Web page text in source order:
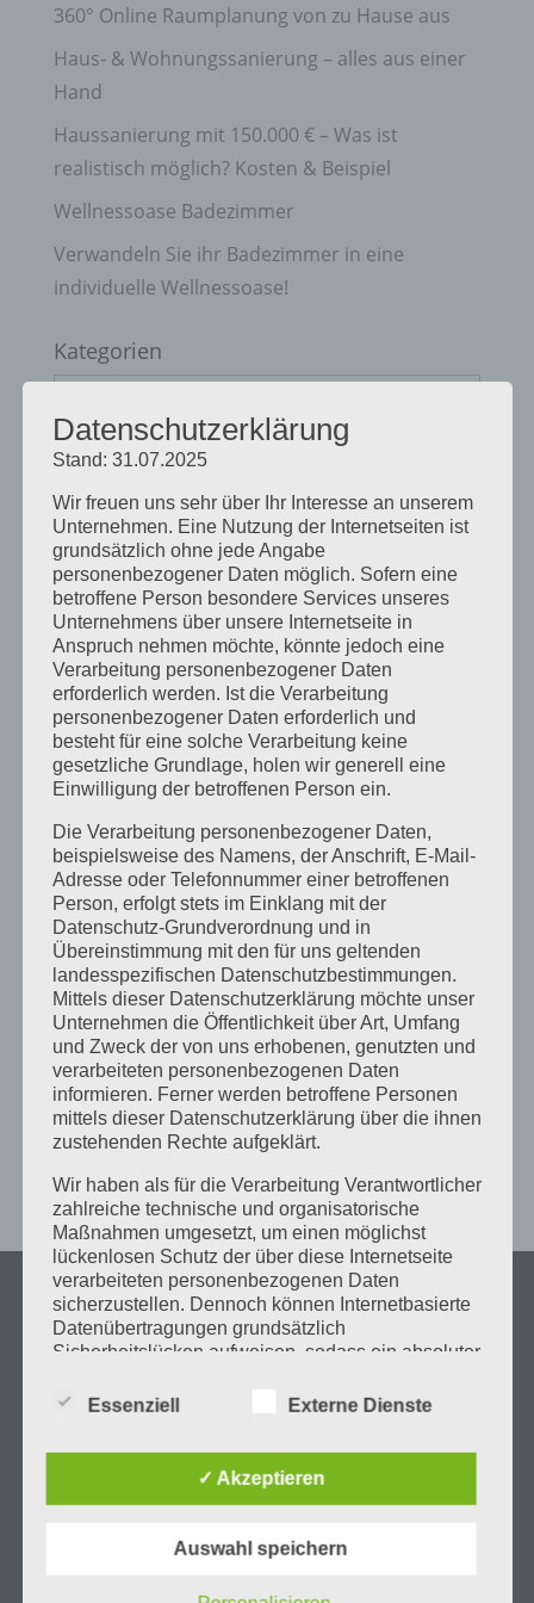
360° Online Raumplanung von zu Hause aus
Haus- & Wohnungssanierung – alles aus einer
Hand
Haussanierung mit 150.000 € – Was ist
realistisch möglich? Kosten & Beispiel
Wellnessoase Badezimmer
Verwandeln Sie ihr Badezimmer in eine
individuelle Wellnessoase!
Kategorien
Kategorien
Archive
Archive
Suchbegriffe
3D Planung Aktuelles Allgäu Ansprechpartner
Badezimmer Bad Renovierung Badsanierung
Badumbau Handwerk Handwerkskunst
Haus sanieren haussanierung Holz Holzbearbeitung
Holzhandwerk Holzwerkstatt Individuelle Einrichtung
Martin Weiler Montage Montagearbeiten
Montagebetrieb Montagebetrieb Weiler Martin
Neue Adresse Persönlicher Kontakt Planung
Raumplaner Raumplanung Renovierung Sanierung
Sanierungen Schreiner Schreinerei
Schreiner Handwerk Schreinerin Sonthofen
Teamwork Träume aus Holz Umbau Visualisierung
Wohnungssanierung
Schreinerei & Montagebetrieb
Datenschutzerklärung
Stand: 31.07.2025
Wir freuen uns sehr über Ihr Interesse an unserem
Unternehmen. Eine Nutzung der Internetseiten ist
grundsätzlich ohne jede Angabe
personenbezogener Daten möglich. Sofern eine
betroffene Person besondere Services unseres
Unternehmens über unsere Internetseite in
Anspruch nehmen möchte, könnte jedoch eine
Verarbeitung personenbezogener Daten
erforderlich werden. Ist die Verarbeitung
personenbezogener Daten erforderlich und
besteht für eine solche Verarbeitung keine
gesetzliche Grundlage, holen wir generell eine
Einwilligung der betroffenen Person ein.
Die Verarbeitung personenbezogener Daten,
beispielsweise des Namens, der Anschrift, E-Mail-
Adresse oder Telefonnummer einer betroffenen
Person, erfolgt stets im Einklang mit der
Datenschutz-Grundverordnung und in
Übereinstimmung mit den für uns geltenden
landesspezifischen Datenschutzbestimmungen.
Mittels dieser Datenschutzerklärung möchte unser
Unternehmen die Öffentlichkeit über Art, Umfang
und Zweck der von uns erhobenen, genutzten und
verarbeiteten personenbezogenen Daten
informieren. Ferner werden betroffene Personen
mittels dieser Datenschutzerklärung über die ihnen
zustehenden Rechte aufgeklärt.
Wir haben als für die Verarbeitung Verantwortlicher
zahlreiche technische und organisatorische
Maßnahmen umgesetzt, um einen möglichst
lückenlosen Schutz der über diese Internetseite
verarbeiteten personenbezogenen Daten
sicherzustellen. Dennoch können Internetbasierte
Datenübertragungen grundsätzlich
Sicherheitslücken aufweisen, sodass ein absoluter
diesem Grund steht es jeder betroffenen Person
alternativen Wegen, beispielsweise telefonisch, an
uns zu übermitteln.
Begrifflichkeiten, die durch den Europäischen
Essenziell Externe Dienste
✓ Akzeptieren
Auswahl speichern